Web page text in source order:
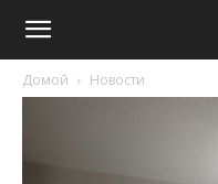
Домой Новости